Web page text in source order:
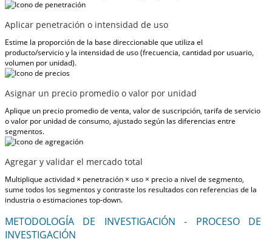
Aplicar penetración o intensidad de uso
Estime la proporción de la base direccionable que utiliza el
producto/servicio y la intensidad de uso (frecuencia, cantidad por usuario,
volumen por unidad).
Asignar un precio promedio o valor por unidad
Aplique un precio promedio de venta, valor de suscripción, tarifa de servicio
o valor por unidad de consumo, ajustado según las diferencias entre
segmentos.
Agregar y validar el mercado total
Multiplique actividad × penetración × uso × precio a nivel de segmento,
sume todos los segmentos y contraste los resultados con referencias de la
industria o estimaciones top-down.
METODOLOGÍA DE INVESTIGACIÓN - PROCESO DE
INVESTIGACIÓN